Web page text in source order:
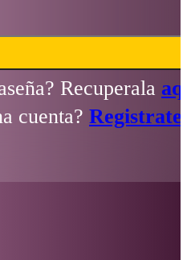
Recuperala
cuenta?